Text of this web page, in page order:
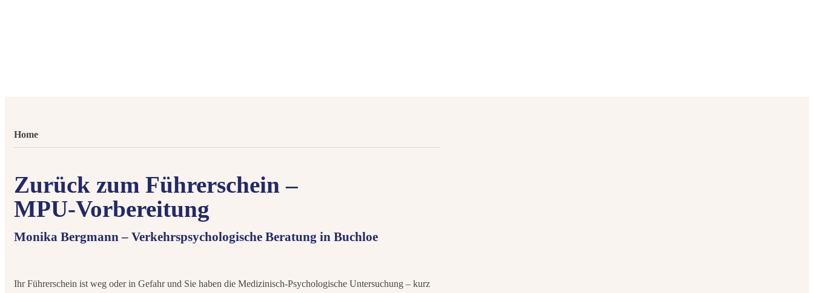
Home
Zurück zum Führerschein –
MPU-Vorbereitung
Monika Bergmann – Verkehrspsychologische Beratung in Buchloe
Ihr Führerschein ist weg oder in Gefahr und Sie haben die Medizinisch-Psychologische Untersuchung – kurz